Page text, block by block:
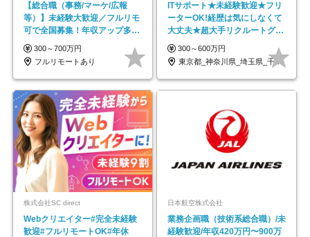
【総合職（事務/マーケ/広報
等）】未経験大歓迎／フルリモ
可で全国募集！年収アップ多数
★年休最大130日★
300～700万円
フルリモートあり
ITサポート★未経験歓迎★フリ
ーターOK!経歴は気にしなくて
大丈夫★超大手リクルートグル
ープの正社員/sg
300～600万円
東京都_神奈川県_埼玉県_千葉県_大阪府…
株式会社SC direct
Webクリエイター#完全未経験
歓迎#フルリモートOK#年休
日本航空株式会社
業務企画職（技術系総合職）/未
経験歓迎/年収420万円〜900万